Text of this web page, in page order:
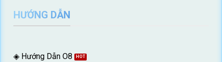
HƯỚNG DẪN
◈ Hướng Dẫn O8